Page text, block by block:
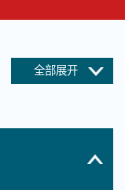
全部展开